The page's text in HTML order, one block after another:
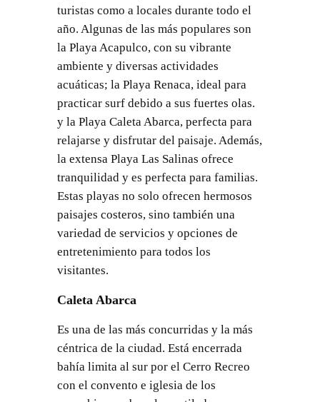
turistas como a locales durante todo el
año. Algunas de las más populares son
la Playa Acapulco, con su vibrante
ambiente y diversas actividades
acuáticas; la Playa Renaca, ideal para
practicar surf debido a sus fuertes olas.
y la Playa Caleta Abarca, perfecta para
relajarse y disfrutar del paisaje. Además,
la extensa Playa Las Salinas ofrece
tranquilidad y es perfecta para familias.
Estas playas no solo ofrecen hermosos
paisajes costeros, sino también una
variedad de servicios y opciones de
entretenimiento para todos los
visitantes.
Caleta Abarca
Es una de las más concurridas y la más
céntrica de la ciudad. Está encerrada
bahía limita al sur por el Cerro Recreo
con el convento e iglesia de los